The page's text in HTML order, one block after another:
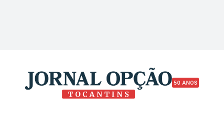
50 ANOS